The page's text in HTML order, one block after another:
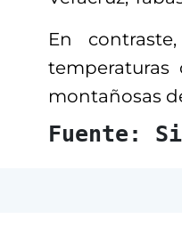
En
montañosas
Fuente: